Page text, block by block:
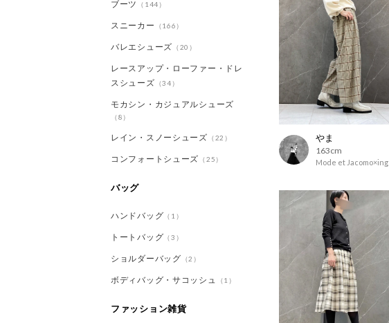
ブーツ （144）
スニーカー （166）
バレエシューズ （20）
レースアップ・ローファー・ドレ
スシューズ （34）
モカシン・カジュアルシューズ
（8）
レイン・スノーシューズ （22）
コンフォートシューズ （25）
バッグ
ハンドバッグ （1）
トートバッグ （3）
ショルダーバッグ （2）
ボディバッグ・サコッシュ （1）
ファッション雑貨
やま
163cm
Mode et Jacomo×ing